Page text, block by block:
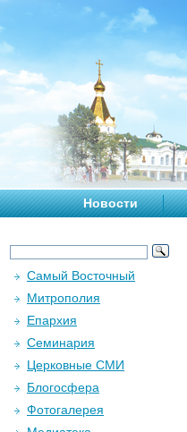
Новости
Самый Восточный
Митрополия
Епархия
Семинария
Церковные СМИ
Блогосфера
Фотогалерея